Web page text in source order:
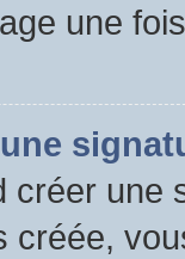
une
créer
créée,